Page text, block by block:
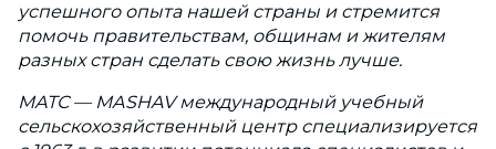
успешного опыта нашей страны и стремится
помочь правительствам, общинам и жителям
разных стран сделать свою жизнь лучше.
МАТС — MASHAV международный учебный
сельскохозяйственный центр специализируется